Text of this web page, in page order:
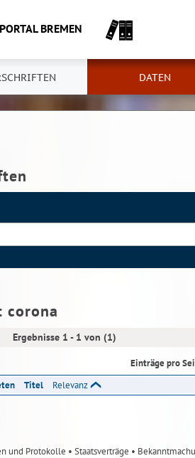
BREMEN
DATEN
corona
Ergebnisse 1 - 1 von (1)
Einträge pro
Titel Relevanz
und Protokolle • Staatsverträge •